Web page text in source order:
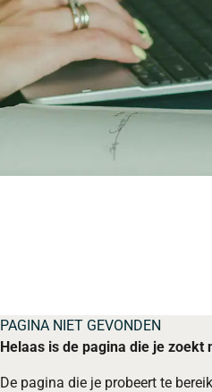
PAGINA NIET GEVONDEN
Helaas is de pagina die je zoekt
De pagina die je probeert te